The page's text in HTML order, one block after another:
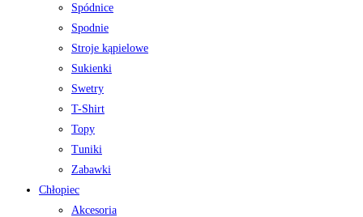
Spódnice
Spodnie
Stroje kąpielowe
Sukienki
Swetry
T-Shirt
Topy
Tuniki
Zabawki
Chłopiec
Akcesoria